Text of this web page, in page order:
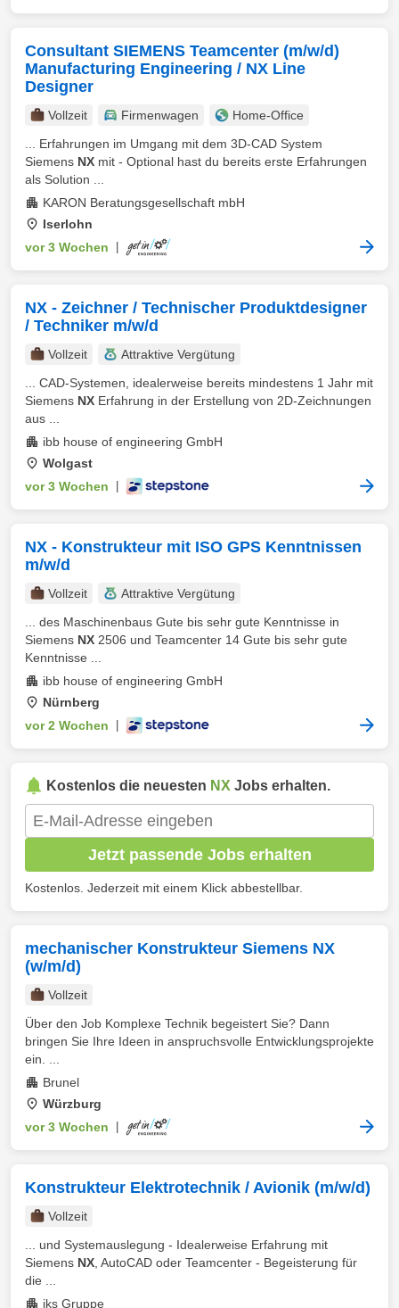
Consultant SIEMENS Teamcenter (m/w/d)
Manufacturing Engineering / NX Line
Designer
Vollzeit Firmenwagen
Home-Office
... Erfahrungen im Umgang mit dem 3D-CAD System
Siemens NX mit - Optional hast du bereits erste Erfahrungen
als Solution ...
KARON Beratungsgesellschaft mbH
Iserlohn
vor 3 Wochen
NX - Zeichner / Technischer Produktdesigner
/ Techniker m/w/d
Vollzeit
Attraktive Vergütung
... CAD-Systemen, idealerweise bereits mindestens 1 Jahr mit
Siemens NX Erfahrung in der Erstellung von 2D-Zeichnungen
aus ...
ibb house of engineering GmbH
Wolgast
vor 3 Wochen
NX - Konstrukteur mit ISO GPS Kenntnissen
m/w/d
Vollzeit
Attraktive Vergütung
... des Maschinenbaus Gute bis sehr gute Kenntnisse in
Siemens NX 2506 und Teamcenter 14 Gute bis sehr gute
Kenntnisse ...
ibb house of engineering GmbH
Nürnberg
vor 2 Wochen
Kostenlos die neuesten NX Jobs erhalten.
Jetzt passende Jobs erhalten
Kostenlos. Jederzeit mit einem Klick abbestellbar.
mechanischer Konstrukteur Siemens NX
(w/m/d)
Vollzeit
Über den Job Komplexe Technik begeistert Sie? Dann
bringen Sie Ihre Ideen in anspruchsvolle Entwicklungsprojekte
ein. ...
Brunel
Würzburg
vor 3 Wochen
Konstrukteur Elektrotechnik / Avionik (m/w/d)
Vollzeit
... und Systemauslegung - Idealerweise Erfahrung mit
Siemens NX , AutoCAD oder Teamcenter - Begeisterung für
die ...
iks Gruppe